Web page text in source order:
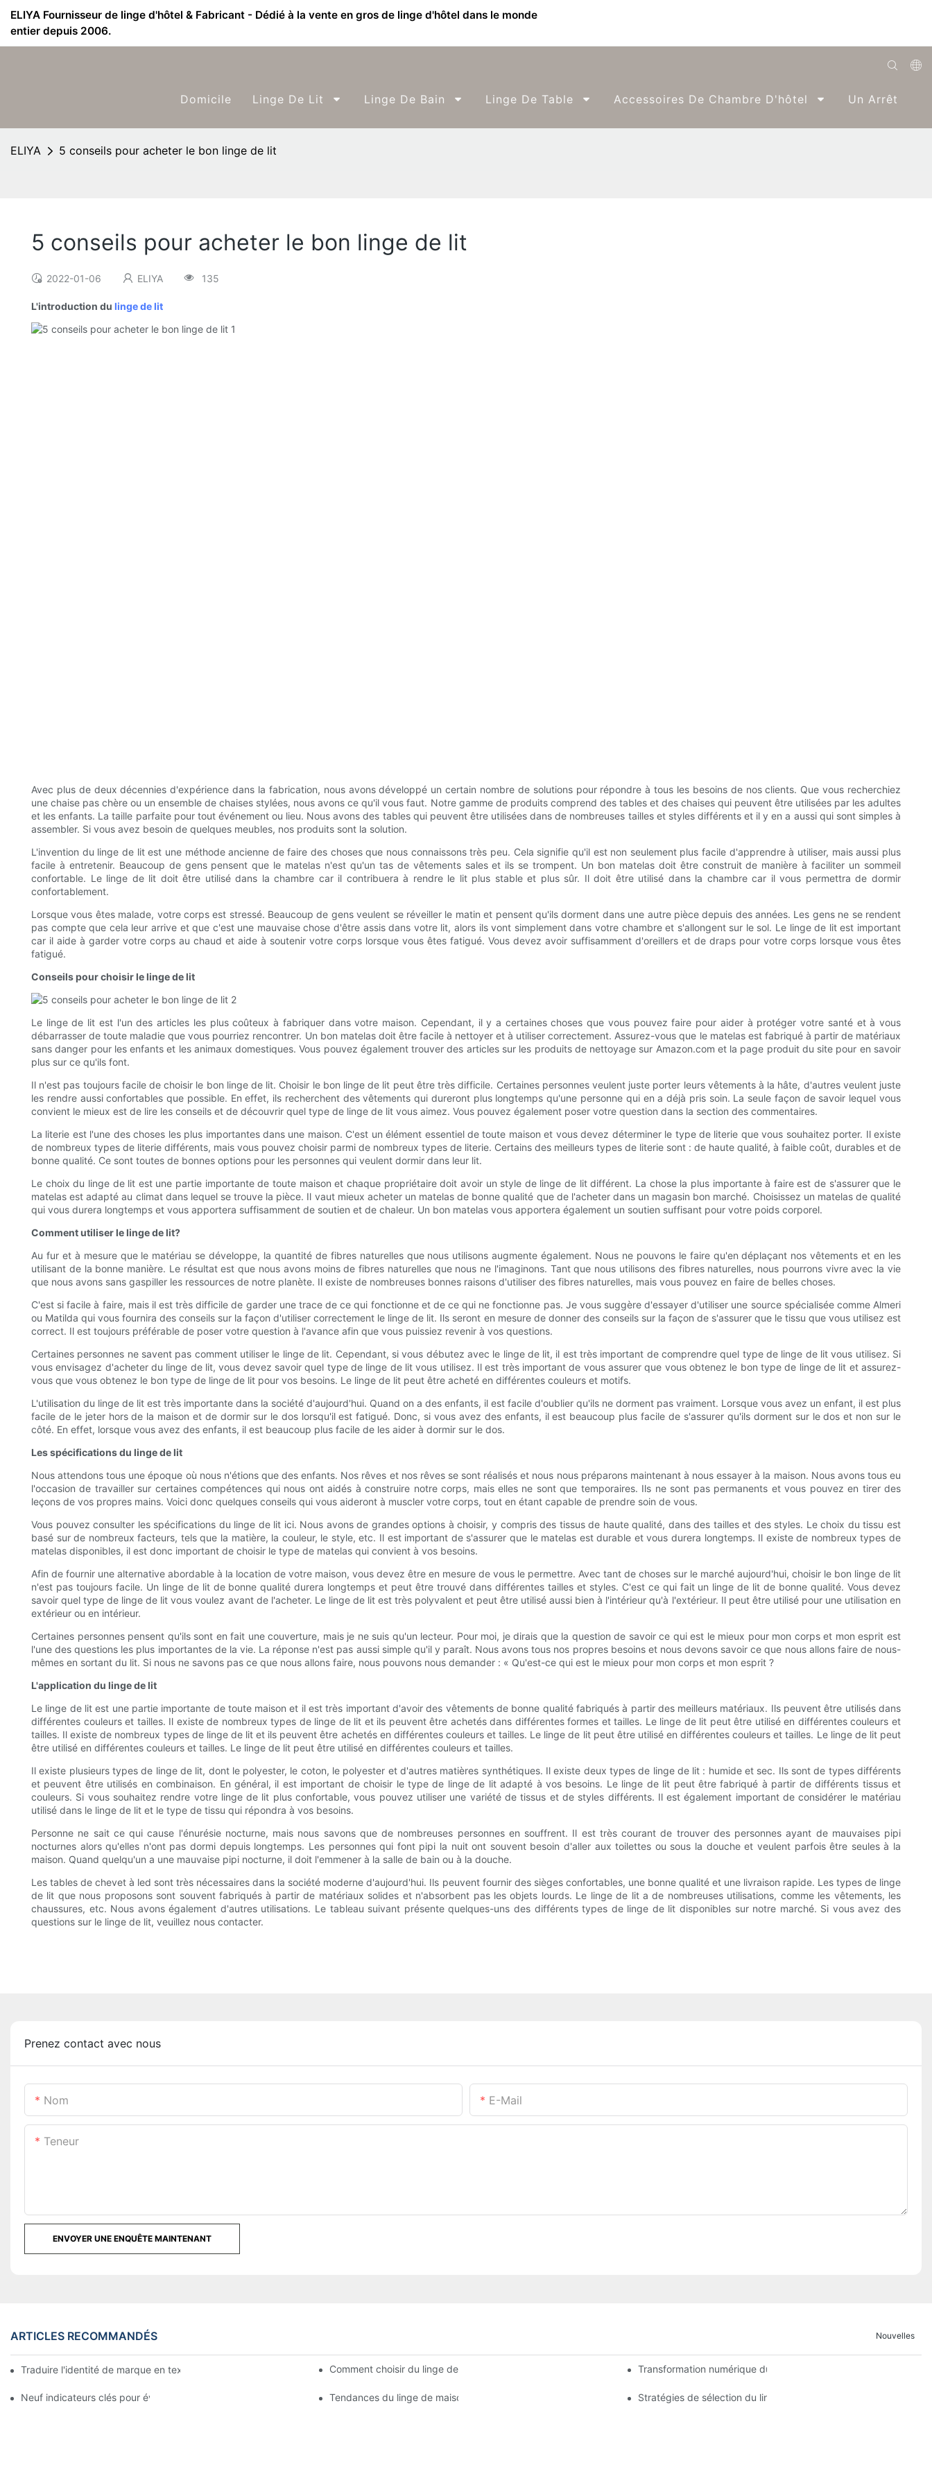
ELIYA Fournisseur de linge d'hôtel & Fabricant - Dédié à la vente en gros de linge d'hôtel dans le monde
entier depuis 2006.
Domicile Linge De Lit Linge De Bain Linge De Table Accessoires De Chambre D'hôtel Un Arrêt
ELIYA 5 conseils pour acheter le bon linge de lit
5 conseils pour acheter le bon linge de lit
2022-01-06 ELIYA 135
L'introduction du linge de lit
Avec plus de deux décennies d'expérience dans la fabrication, nous avons développé un certain nombre de solutions pour répondre à tous les besoins de nos clients. Que vous recherchiez
une chaise pas chère ou un ensemble de chaises stylées, nous avons ce qu'il vous faut. Notre gamme de produits comprend des tables et des chaises qui peuvent être utilisées par les adultes
et les enfants. La taille parfaite pour tout événement ou lieu. Nous avons des tables qui peuvent être utilisées dans de nombreuses tailles et styles différents et il y en a aussi qui sont simples à
assembler. Si vous avez besoin de quelques meubles, nos produits sont la solution.
L'invention du linge de lit est une méthode ancienne de faire des choses que nous connaissons très peu. Cela signifie qu'il est non seulement plus facile d'apprendre à utiliser, mais aussi plus
facile à entretenir. Beaucoup de gens pensent que le matelas n'est qu'un tas de vêtements sales et ils se trompent. Un bon matelas doit être construit de manière à faciliter un sommeil
confortable. Le linge de lit doit être utilisé dans la chambre car il contribuera à rendre le lit plus stable et plus sûr. Il doit être utilisé dans la chambre car il vous permettra de dormir
confortablement.
Lorsque vous êtes malade, votre corps est stressé. Beaucoup de gens veulent se réveiller le matin et pensent qu'ils dorment dans une autre pièce depuis des années. Les gens ne se rendent
pas compte que cela leur arrive et que c'est une mauvaise chose d'être assis dans votre lit, alors ils vont simplement dans votre chambre et s'allongent sur le sol. Le linge de lit est important
car il aide à garder votre corps au chaud et aide à soutenir votre corps lorsque vous êtes fatigué. Vous devez avoir suffisamment d'oreillers et de draps pour votre corps lorsque vous êtes
fatigué.
Conseils pour choisir le linge de lit
Le linge de lit est l'un des articles les plus coûteux à fabriquer dans votre maison. Cependant, il y a certaines choses que vous pouvez faire pour aider à protéger votre santé et à vous
débarrasser de toute maladie que vous pourriez rencontrer. Un bon matelas doit être facile à nettoyer et à utiliser correctement. Assurez-vous que le matelas est fabriqué à partir de matériaux
sans danger pour les enfants et les animaux domestiques. Vous pouvez également trouver des articles sur les produits de nettoyage sur Amazon.com et la page produit du site pour en savoir
plus sur ce qu'ils font.
Il n'est pas toujours facile de choisir le bon linge de lit. Choisir le bon linge de lit peut être très difficile. Certaines personnes veulent juste porter leurs vêtements à la hâte, d'autres veulent juste
les rendre aussi confortables que possible. En effet, ils recherchent des vêtements qui dureront plus longtemps qu'une personne qui en a déjà pris soin. La seule façon de savoir lequel vous
convient le mieux est de lire les conseils et de découvrir quel type de linge de lit vous aimez. Vous pouvez également poser votre question dans la section des commentaires.
La literie est l'une des choses les plus importantes dans une maison. C'est un élément essentiel de toute maison et vous devez déterminer le type de literie que vous souhaitez porter. Il existe
de nombreux types de literie différents, mais vous pouvez choisir parmi de nombreux types de literie. Certains des meilleurs types de literie sont : de haute qualité, à faible coût, durables et de
bonne qualité. Ce sont toutes de bonnes options pour les personnes qui veulent dormir dans leur lit.
Le choix du linge de lit est une partie importante de toute maison et chaque propriétaire doit avoir un style de linge de lit différent. La chose la plus importante à faire est de s'assurer que le
matelas est adapté au climat dans lequel se trouve la pièce. Il vaut mieux acheter un matelas de bonne qualité que de l'acheter dans un magasin bon marché. Choisissez un matelas de qualité
qui vous durera longtemps et vous apportera suffisamment de soutien et de chaleur. Un bon matelas vous apportera également un soutien suffisant pour votre poids corporel.
Comment utiliser le linge de lit?
Au fur et à mesure que le matériau se développe, la quantité de fibres naturelles que nous utilisons augmente également. Nous ne pouvons le faire qu'en déplaçant nos vêtements et en les
utilisant de la bonne manière. Le résultat est que nous avons moins de fibres naturelles que nous ne l'imaginons. Tant que nous utilisons des fibres naturelles, nous pourrons vivre avec la vie
que nous avons sans gaspiller les ressources de notre planète. Il existe de nombreuses bonnes raisons d'utiliser des fibres naturelles, mais vous pouvez en faire de belles choses.
C'est si facile à faire, mais il est très difficile de garder une trace de ce qui fonctionne et de ce qui ne fonctionne pas. Je vous suggère d'essayer d'utiliser une source spécialisée comme Almeri
ou Matilda qui vous fournira des conseils sur la façon d'utiliser correctement le linge de lit. Ils seront en mesure de donner des conseils sur la façon de s'assurer que le tissu que vous utilisez est
correct. Il est toujours préférable de poser votre question à l'avance afin que vous puissiez revenir à vos questions.
Certaines personnes ne savent pas comment utiliser le linge de lit. Cependant, si vous débutez avec le linge de lit, il est très important de comprendre quel type de linge de lit vous utilisez. Si
vous envisagez d'acheter du linge de lit, vous devez savoir quel type de linge de lit vous utilisez. Il est très important de vous assurer que vous obtenez le bon type de linge de lit et assurez-
vous que vous obtenez le bon type de linge de lit pour vos besoins. Le linge de lit peut être acheté en différentes couleurs et motifs.
L'utilisation du linge de lit est très importante dans la société d'aujourd'hui. Quand on a des enfants, il est facile d'oublier qu'ils ne dorment pas vraiment. Lorsque vous avez un enfant, il est plus
facile de le jeter hors de la maison et de dormir sur le dos lorsqu'il est fatigué. Donc, si vous avez des enfants, il est beaucoup plus facile de s'assurer qu'ils dorment sur le dos et non sur le
côté. En effet, lorsque vous avez des enfants, il est beaucoup plus facile de les aider à dormir sur le dos.
Les spécifications du linge de lit
Nous attendons tous une époque où nous n'étions que des enfants. Nos rêves et nos rêves se sont réalisés et nous nous préparons maintenant à nous essayer à la maison. Nous avons tous eu
l'occasion de travailler sur certaines compétences qui nous ont aidés à construire notre corps, mais elles ne sont que temporaires. Ils ne sont pas permanents et vous pouvez en tirer des
leçons de vos propres mains. Voici donc quelques conseils qui vous aideront à muscler votre corps, tout en étant capable de prendre soin de vous.
Vous pouvez consulter les spécifications du linge de lit ici. Nous avons de grandes options à choisir, y compris des tissus de haute qualité, dans des tailles et des styles. Le choix du tissu est
basé sur de nombreux facteurs, tels que la matière, la couleur, le style, etc. Il est important de s'assurer que le matelas est durable et vous durera longtemps. Il existe de nombreux types de
matelas disponibles, il est donc important de choisir le type de matelas qui convient à vos besoins.
Afin de fournir une alternative abordable à la location de votre maison, vous devez être en mesure de vous le permettre. Avec tant de choses sur le marché aujourd'hui, choisir le bon linge de lit
n'est pas toujours facile. Un linge de lit de bonne qualité durera longtemps et peut être trouvé dans différentes tailles et styles. C'est ce qui fait un linge de lit de bonne qualité. Vous devez
savoir quel type de linge de lit vous voulez avant de l'acheter. Le linge de lit est très polyvalent et peut être utilisé aussi bien à l'intérieur qu'à l'extérieur. Il peut être utilisé pour une utilisation en
extérieur ou en intérieur.
Certaines personnes pensent qu'ils sont en fait une couverture, mais je ne suis qu'un lecteur. Pour moi, je dirais que la question de savoir ce qui est le mieux pour mon corps et mon esprit est
l'une des questions les plus importantes de la vie. La réponse n'est pas aussi simple qu'il y paraît. Nous avons tous nos propres besoins et nous devons savoir ce que nous allons faire de nous-
mêmes en sortant du lit. Si nous ne savons pas ce que nous allons faire, nous pouvons nous demander : « Qu'est-ce qui est le mieux pour mon corps et mon esprit ?
L'application du linge de lit
Le linge de lit est une partie importante de toute maison et il est très important d'avoir des vêtements de bonne qualité fabriqués à partir des meilleurs matériaux. Ils peuvent être utilisés dans
différentes couleurs et tailles. Il existe de nombreux types de linge de lit et ils peuvent être achetés dans différentes formes et tailles. Le linge de lit peut être utilisé en différentes couleurs et
tailles. Il existe de nombreux types de linge de lit et ils peuvent être achetés en différentes couleurs et tailles. Le linge de lit peut être utilisé en différentes couleurs et tailles. Le linge de lit peut
être utilisé en différentes couleurs et tailles. Le linge de lit peut être utilisé en différentes couleurs et tailles.
Il existe plusieurs types de linge de lit, dont le polyester, le coton, le polyester et d'autres matières synthétiques. Il existe deux types de linge de lit : humide et sec. Ils sont de types différents
et peuvent être utilisés en combinaison. En général, il est important de choisir le type de linge de lit adapté à vos besoins. Le linge de lit peut être fabriqué à partir de différents tissus et
couleurs. Si vous souhaitez rendre votre linge de lit plus confortable, vous pouvez utiliser une variété de tissus et de styles différents. Il est également important de considérer le matériau
utilisé dans le linge de lit et le type de tissu qui répondra à vos besoins.
Personne ne sait ce qui cause l'énurésie nocturne, mais nous savons que de nombreuses personnes en souffrent. Il est très courant de trouver des personnes ayant de mauvaises pipi
nocturnes alors qu'elles n'ont pas dormi depuis longtemps. Les personnes qui font pipi la nuit ont souvent besoin d'aller aux toilettes ou sous la douche et veulent parfois être seules à la
maison. Quand quelqu'un a une mauvaise pipi nocturne, il doit l'emmener à la salle de bain ou à la douche.
Les tables de chevet à led sont très nécessaires dans la société moderne d'aujourd'hui. Ils peuvent fournir des sièges confortables, une bonne qualité et une livraison rapide. Les types de linge
de lit que nous proposons sont souvent fabriqués à partir de matériaux solides et n'absorbent pas les objets lourds. Le linge de lit a de nombreuses utilisations, comme les vêtements, les
chaussures, etc. Nous avons également d'autres utilisations. Le tableau suivant présente quelques-uns des différents types de linge de lit disponibles sur notre marché. Si vous avez des
questions sur le linge de lit, veuillez nous contacter.
Prenez contact avec nous
Nom E-Mail
Teneur
ENVOYER UNE ENQUÊTE MAINTENANT
ARTICLES RECOMMANDÉS Nouvelles
Traduire l'identité de marque en textiles : l'art du linge d'hôtel sur mesureComment choisir du linge de lit performant pour les hôtels 5 étoiles Transformation numérique du secteur des fournitures hôtelières
Neuf indicateurs clés pour évaluer les fournisseurs de linge d'hôtel Tendances du linge de maison haut de gamme pour les séjours chez l'habitant : perspectives du marché chinois
Stratégies de sélection du lin pour les climats extrêmes – Zones